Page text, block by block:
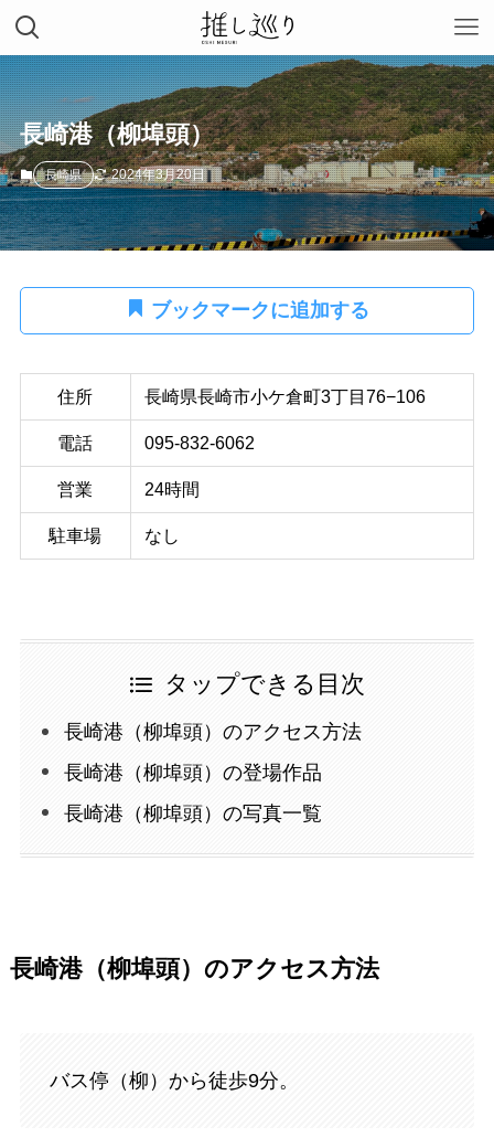
長崎港（柳埠頭）
長崎県 2024年3月20日
ブックマークに追加する
住所 長崎県長崎市小ケ倉町3丁目76−106
電話 095-832-6062
営業 24時間
駐車場 なし
タップできる目次
長崎港（柳埠頭）のアクセス方法
長崎港（柳埠頭）の登場作品
長崎港（柳埠頭）の写真一覧
長崎港（柳埠頭）のアクセス方法
バス停（柳）から徒歩9分。